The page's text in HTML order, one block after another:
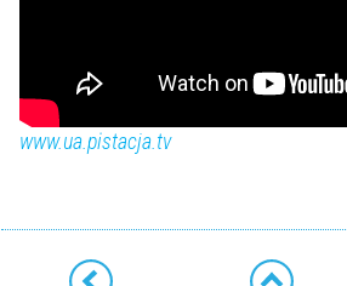
www.ua.pistacja.tv